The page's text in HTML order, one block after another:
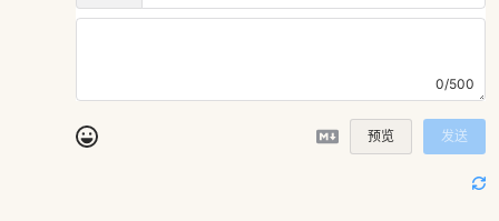
0/500
预览 发送